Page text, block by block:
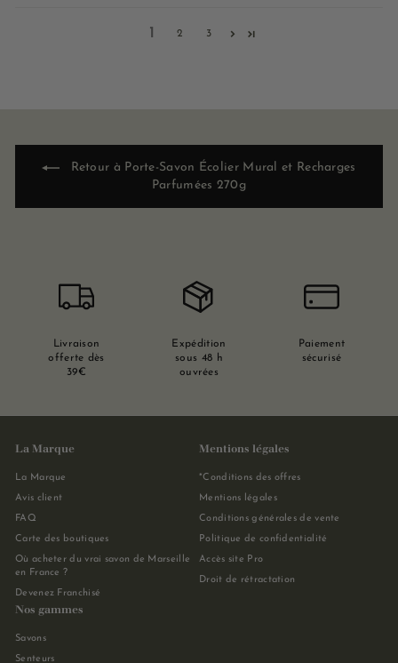
1 2 3
Retour à Porte-Savon Écolier Mural et Recharges
Parfumées 270g
Livraison
offerte dès
39€
Expédition
sous 48 h
ouvrées
Paiement
sécurisé
La Marque
La Marque
Avis client
FAQ
Carte des boutiques
Où acheter du vrai savon de Marseille
en France ?
Devenez Franchisé
Mentions légales
*Conditions des offres
Mentions légales
Conditions générales de vente
Politique de confidentialité
Accès site Pro
Droit de rétractation
Nos gammes
Savons
Senteurs